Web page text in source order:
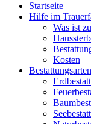
Startseite
Hilfe im
Was ist
Kosten
Bestattungsarten